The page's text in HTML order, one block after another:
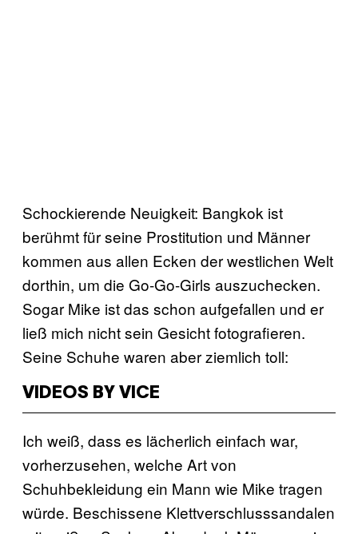
Schockierende Neuigkeit: Bangkok ist
berühmt für seine Prostitution und Männer
kommen aus allen Ecken der westlichen Welt
dorthin, um die Go-Go-Girls auszuchecken.
Sogar Mike ist das schon aufgefallen und er
ließ mich nicht sein Gesicht fotografieren.
Seine Schuhe waren aber ziemlich toll:
VIDEOS BY VICE
Ich weiß, dass es lächerlich einfach war,
vorherzusehen, welche Art von
Schuhbekleidung ein Mann wie Mike tragen
würde. Beschissene Klettverschlusssandalen